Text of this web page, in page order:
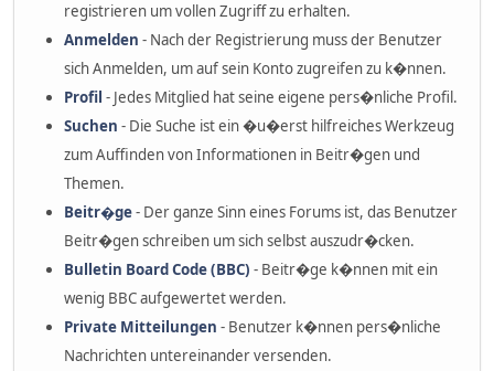
registrieren um vollen Zugriff zu erhalten.
Anmelden - Nach der Registrierung muss der Benutzer
sich Anmelden, um auf sein Konto zugreifen zu k�nnen.
Profil - Jedes Mitglied hat seine eigene pers�nliche Profil.
Suchen - Die Suche ist ein �u�erst hilfreiches Werkzeug
zum Auffinden von Informationen in Beitr�gen und
Themen.
Beitr�ge- Der ganze Sinn eines Forums ist, das Benutzer
Beitr�gen schreiben um sich selbst auszudr�cken.
Bulletin Board Code (BBC) - Beitr�ge k�nnen mit ein
wenig BBC aufgewertet werden.
Private Mitteilungen - Benutzer k�nnen pers�nliche
Nachrichten untereinander versenden.